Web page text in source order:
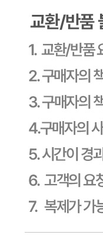
반품/교환 정보
판매자명
CJ프레시웨이
문의번호
1588-6967
반품/교환
배송비
반품 배송비: 30,000원
교환 배송비: 30,000원
주의사항
전자상거래 등에서의
미성년자가 체결한
본인 또는 법정대리인
판매상품과 상품의 내